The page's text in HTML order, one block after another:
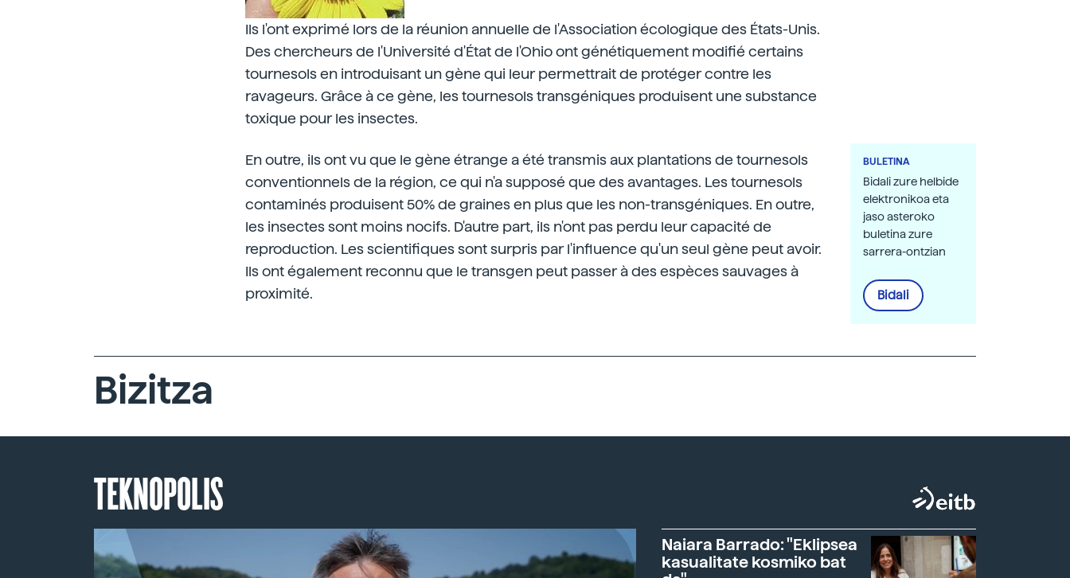
Ils l'ont exprimé lors de la réunion annuelle de l'Association écologique des États-Unis.
Des chercheurs de l'Université d'État de l'Ohio ont génétiquement modifié certains
tournesols en introduisant un gène qui leur permettrait de protéger contre les
ravageurs. Grâce à ce gène, les tournesols transgéniques produisent une substance
toxique pour les insectes.
En outre, ils ont vu que le gène étrange a été transmis aux plantations de tournesols
conventionnels de la région, ce qui n'a supposé que des avantages. Les tournesols
contaminés produisent 50% de graines en plus que les non-transgéniques. En outre,
les insectes sont moins nocifs. D'autre part, ils n'ont pas perdu leur capacité de
reproduction. Les scientifiques sont surpris par l'influence qu'un seul gène peut avoir.
Ils ont également reconnu que le transgen peut passer à des espèces sauvages à
proximité.
BULETINA
Bidali zure helbide
elektronikoa eta
jaso asteroko
buletina zure
sarrera-ontzian
Bidali
Bizitza
TEKNOPOLIS
Naiara Barrado: "Eklipsea
kasualitate kosmiko bat